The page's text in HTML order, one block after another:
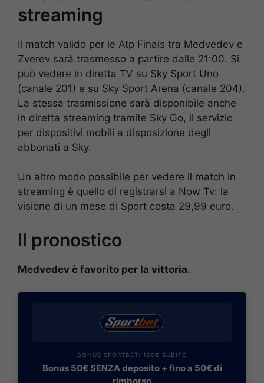
streaming
Il match valido per le Atp Finals tra Medvedev e
Zverev sarà trasmesso a partire dalle 21:00. Si
può vedere in diretta TV su Sky Sport Uno
(canale 201) e su Sky Sport Arena (canale 204).
La stessa trasmissione sarà disponibile anche
in diretta streaming tramite Sky Go, il servizio
per dispositivi mobili a disposizione degli
abbonati a Sky.
Un altro modo possibile per vedere il match in
streaming è quello di registrarsi a Now Tv: la
visione di un mese di Sport costa 29,99 euro.
Il pronostico
Medvedev è favorito per la vittoria.
BONUS SPORTBET: 100€ SUBITO
Bonus 50€ SENZA deposito + fino a 50€ di